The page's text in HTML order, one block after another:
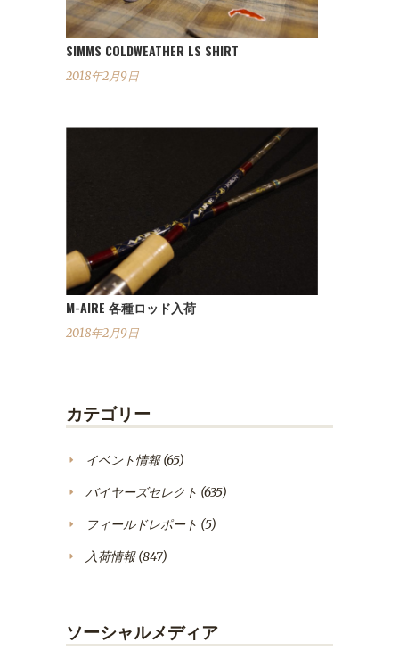
SIMMS COLDWEATHER LS SHIRT
2018年2月9日
M-AIRE 各種ロッド入荷
2018年2月9日
カテゴリー
イベント情報(65)
バイヤーズセレクト (635)
フィールドレポート (5)
入荷情報(847)
ソーシャルメディア